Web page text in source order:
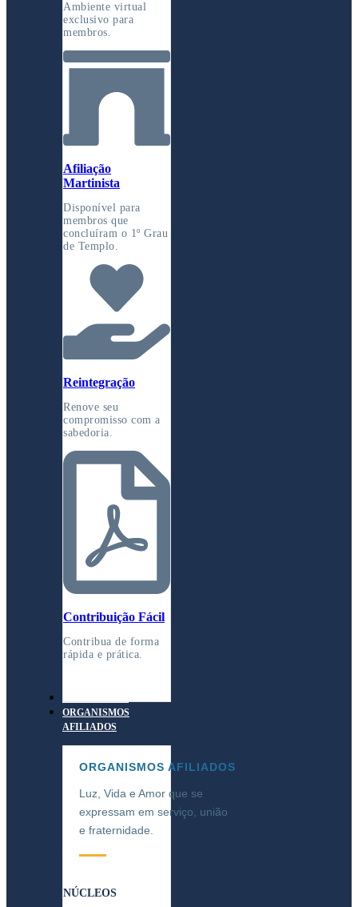
Ambiente virtual
exclusivo para
membros.
Afiliação
Martinista
Disponível para
membros que
concluíram o 1º Grau
de Templo.
Reintegração
Renove seu
compromisso com a
sabedoria.
Contribuição Fácil
Contribua de forma
rápida e prática.
ORGANISMOS
AFILIADOS
ORGANISMOS AFILIADOS
Luz, Vida e Amor que se
expressam em serviço, união
e fraternidade.
NÚCLEOS